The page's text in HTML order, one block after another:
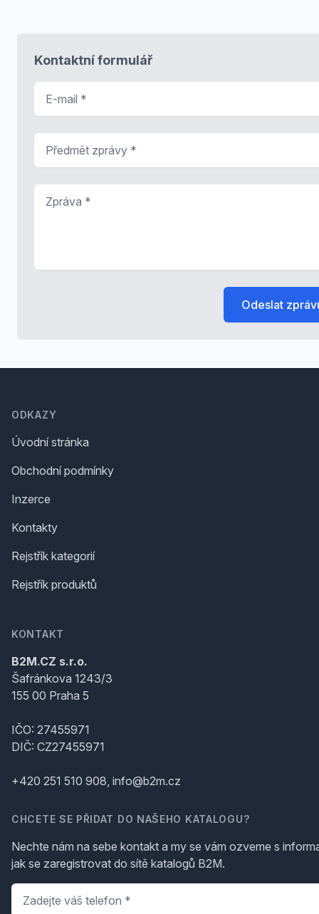
Kontaktní formulář
Odeslat
ODKAZY
Úvodní stránka
Obchodní podmínky
Inzerce
Kontakty
Rejstřík kategorií
Rejstřík produktů
KONTAKT
B2M.CZ s.r.o.
Šafránkova 1243/3
155 00 Praha 5
IČO: 27455971
DIČ: CZ27455971
+420 251 510 908, info@b2m.cz
CHCETE SE PŘIDAT DO NAŠEHO KATALOGU?
Nechte nám na sebe kontakt a my se vám ozveme s
jak se zaregistrovat do sítě katalogů B2M.
Telefon